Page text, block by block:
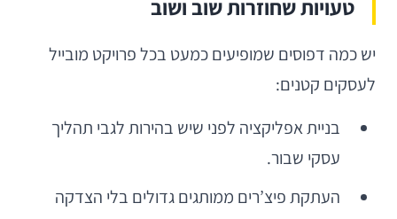
טעויות שחוזרות שוב ושוב
יש כמה דפוסים שמופיעים כמעט בכל פרויקט מובייל
לעסקים קטנים:
בניית אפליקציה לפני שיש בהירות לגבי תהליך
עסקי שבור.
העתקת פיצ’רים ממותגים גדולים בלי הצדקה